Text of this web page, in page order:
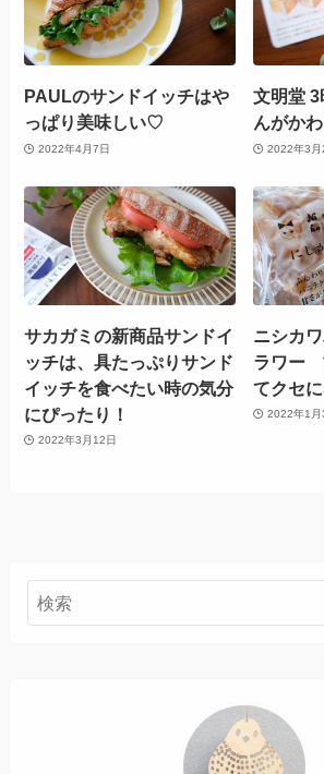
PAULのサンドイッチはや
っぱり美味しい♡
2022年4月7日
文明堂
んがか
2022年3月
サカガミの新商品サンドイ
ッチは、具たっぷりサンド
イッチを食べたい時の気分
にぴったり！
2022年3月12日
ニシカ
ラワー
てクセに
2022年1月